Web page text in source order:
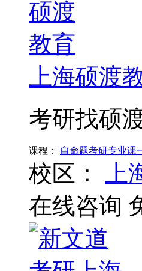
上海硕渡
考研找硕
课程： 自命题考研专业课
校区：
在线咨询